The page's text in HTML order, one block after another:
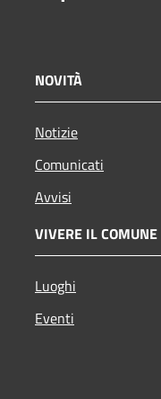
NOVITÀ
Notizie
Comunicati
Avvisi
VIVERE IL COMUNE
Luoghi
Eventi